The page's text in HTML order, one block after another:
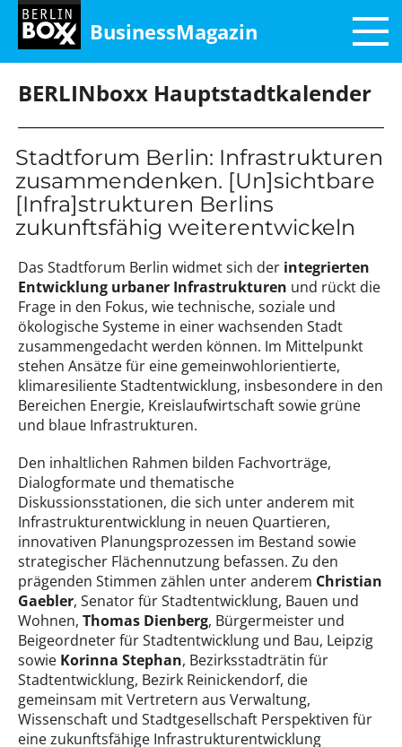
BusinessMagazin
BERLINboxx Hauptstadtkalender
Stadtforum Berlin: Infrastrukturen
zusammendenken. [Un]sichtbare
[Infra]strukturen Berlins
zukunftsfähig weiterentwickeln
Das Stadtforum Berlin widmet sich der integrierten
Entwicklung urbaner Infrastrukturen und rückt die
Frage in den Fokus, wie technische, soziale und
ökologische Systeme in einer wachsenden Stadt
zusammengedacht werden können. Im Mittelpunkt
stehen Ansätze für eine gemeinwohlorientierte,
klimaresiliente Stadtentwicklung, insbesondere in den
Bereichen Energie, Kreislaufwirtschaft sowie grüne
und blaue Infrastrukturen.
Den inhaltlichen Rahmen bilden Fachvorträge,
Dialogformate und thematische
Diskussionsstationen, die sich unter anderem mit
Infrastrukturentwicklung in neuen Quartieren,
innovativen Planungsprozessen im Bestand sowie
strategischer Flächennutzung befassen. Zu den
prägenden Stimmen zählen unter anderem Christian
Gaebler, Senator für Stadtentwicklung, Bauen und
Wohnen, Thomas Dienberg, Bürgermeister und
Beigeordneter für Stadtentwicklung und Bau, Leipzig
sowie Korinna Stephan, Bezirksstadträtin für
Stadtentwicklung, Bezirk Reinickendorf, die
gemeinsam mit Vertretern aus Verwaltung,
Wissenschaft und Stadtgesellschaft Perspektiven für
eine zukunftsfähige Infrastrukturentwicklung